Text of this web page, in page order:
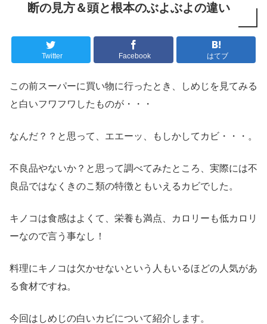
断の見方＆頭と根本のぶよぶよの違い
Twitter Facebook はてブ
この前スーパーに買い物に行ったとき、しめじを見てみる
と白いフワフワしたものが・・・
なんだ？？と思って、エエーッ、もしかしてカビ・・・。
不良品やないか？と思って調べてみたところ、実際には不
良品ではなくきのこ類の特徴ともいえるカビでした。
キノコは食感はよくて、栄養も満点、カロリーも低カロリ
ーなので言う事なし！
料理にキノコは欠かせないという人もいるほどの人気があ
る食材ですね。
今回はしめじの白いカビについて紹介します。